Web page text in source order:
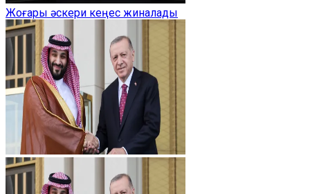
Жоғары әскери кеңес жиналады